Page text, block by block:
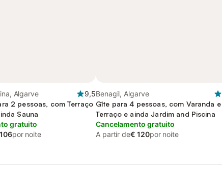
Algarve
9,5
2 pessoas, com Terraço
Sauna
gratuito
por noite
Benagil, Algarve
Gîte para 4 pessoas, com Varanda e
Terraço e ainda Jardim and Piscina
Cancelamento gratuito
A partir de€ 120por noite